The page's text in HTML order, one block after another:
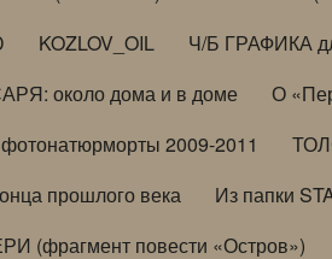
KOZLOV_OIL Ч/Б ГРАФИКА
около дома и в доме О
2009-2011
прошлого века Из папки
(фрагмент повести «Остров»)